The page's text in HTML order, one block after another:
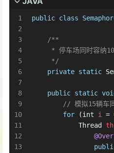
1
2
3
4
5
6
7
8
9
10
11
12
13
public class
/**
* 停车场同时容纳
     */
private static
public static
// 模拟15辆车
for (int i =
Thread